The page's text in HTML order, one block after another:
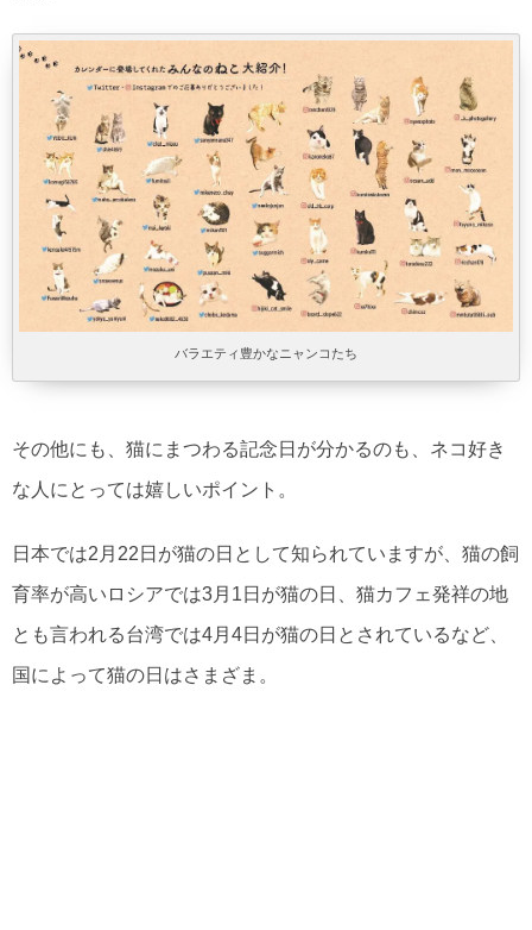
バラエティ豊かなニャンコたち
その他にも、猫にまつわる記念日が分かるのも、ネコ好き
な人にとっては嬉しいポイント。
日本では2月22日が猫の日として知られていますが、猫の飼
育率が高いロシアでは3月1日が猫の日、猫カフェ発祥の地
とも言われる台湾では4月4日が猫の日とされているなど、
国によって猫の日はさまざま。